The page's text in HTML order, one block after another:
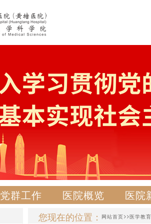
党群工作 医院概览 医院
您现在的位置： 网站首页>>医学教育